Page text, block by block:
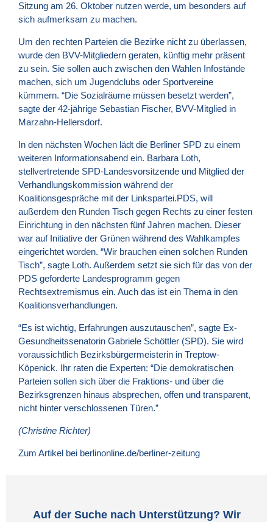
Sitzung am 26. Oktober nutzen werde, um besonders auf
sich aufmerksam zu machen.
Um den rechten Parteien die Bezirke nicht zu überlassen,
wurde den BVV-Mitgliedern geraten, künftig mehr präsent
zu sein. Sie sollen auch zwischen den Wahlen Infostände
machen, sich um Jugendclubs oder Sportvereine
kümmern. “Die Sozialräume müssen besetzt werden”,
sagte der 42-jährige Sebastian Fischer, BVV-Mitglied in
Marzahn-Hellersdorf.
In den nächsten Wochen lädt die Berliner SPD zu einem
weiteren Informationsabend ein. Barbara Loth,
stellvertretende SPD-Landesvorsitzende und Mitglied der
Verhandlungskommission während der
Koalitionsgespräche mit der Linkspartei.PDS, will
außerdem den Runden Tisch gegen Rechts zu einer festen
Einrichtung in den nächsten fünf Jahren machen. Dieser
war auf Initiative der Grünen während des Wahlkampfes
eingerichtet worden. “Wir brauchen einen solchen Runden
Tisch”, sagte Loth. Außerdem setzt sie sich für das von der
PDS geforderte Landesprogramm gegen
Rechtsextremismus ein. Auch das ist ein Thema in den
Koalitionsverhandlungen.
“Es ist wichtig, Erfahrungen auszutauschen”, sagte Ex-
Gesundheitssenatorin Gabriele Schöttler (SPD). Sie wird
voraussichtlich Bezirksbürgermeisterin in Treptow-
Köpenick. Ihr raten die Experten: “Die demokratischen
Parteien sollen sich über die Fraktions- und über die
Bezirksgrenzen hinaus absprechen, offen und transparent,
nicht hinter verschlossenen Türen.”
(Christine Richter)
Zum Artikel bei berlinonline.de/berliner-zeitung
Auf der Suche nach Unterstützung? Wir